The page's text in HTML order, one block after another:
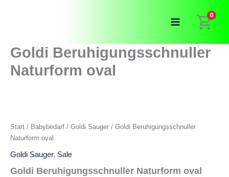
0
Goldi Beruhigungsschnuller
Naturform oval
Start / Babybedarf / Goldi Sauger / Goldi Beruhigungsschnuller
Naturform oval
Goldi Sauger, Sale
Goldi Beruhigungsschnuller Naturform oval